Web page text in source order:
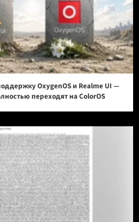
OxygenOS и Realme UI —
переходят на ColorOS